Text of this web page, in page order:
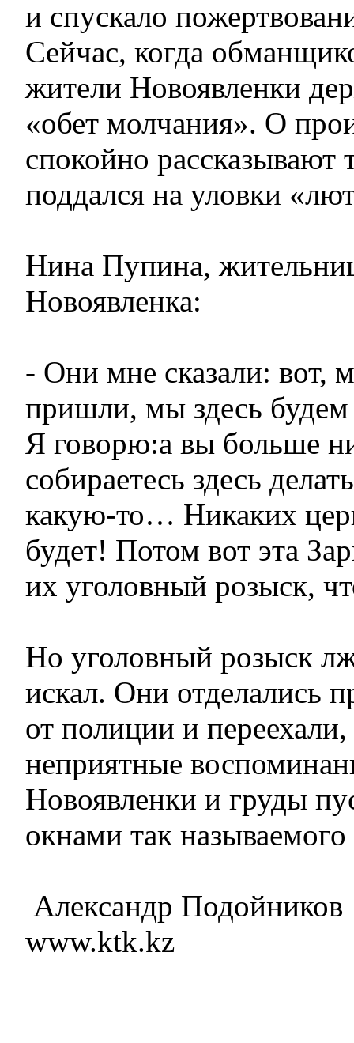
и спускало
Сейчас, когда
жители Новоявленки
«обет молчания». О
спокойно рассказывают
поддался на уловки
Нина Пупина,
Новоявленка:
- Они мне сказали: вот,
пришли, мы здесь будем
Я говорю:а вы больше
собираетесь здесь
какую-то… Никаких
будет! Потом вот эта
их уголовный розыск,
Но уголовный розыск
искал. Они отделались
от полиции и переехали,
неприятные
Новоявленки и груды
окнами так
Александр Подойников
www.ktk.kz